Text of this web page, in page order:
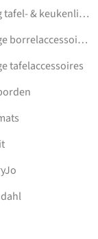
tafel- &
borrelaccessoires
tafelaccessoires